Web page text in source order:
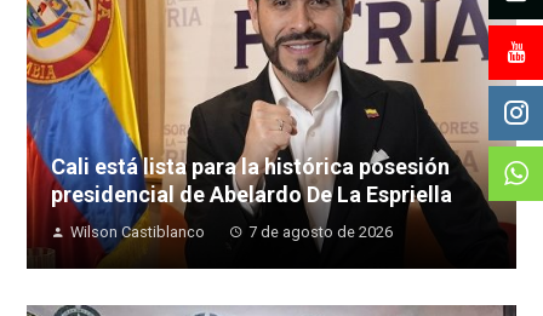
Cali está lista para la histórica posesión
presidencial de Abelardo De La Espriella
Wilson Castiblanco 7 de agosto de 2026